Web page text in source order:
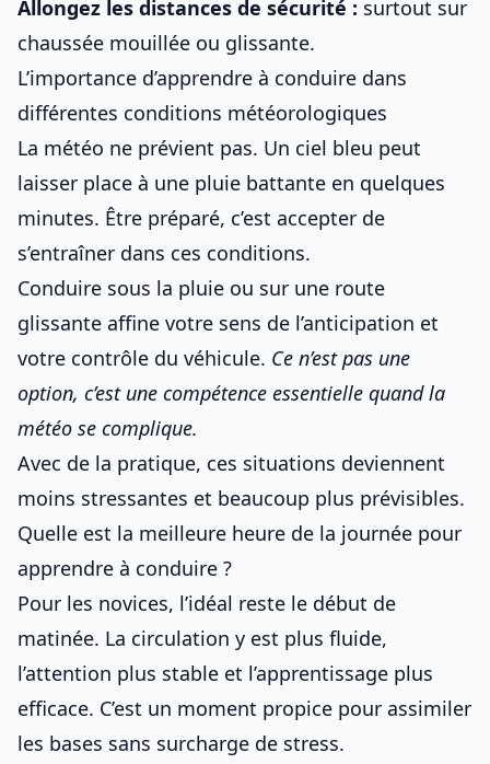
Allongez les distances de sécurité : surtout sur
chaussée mouillée ou glissante.
L’importance d’apprendre à conduire dans
différentes conditions météorologiques
La météo ne prévient pas. Un ciel bleu peut
laisser place à une pluie battante en quelques
minutes. Être préparé, c’est accepter de
s’entraîner dans ces conditions.
Conduire sous la pluie ou sur une route
glissante affine votre sens de l’anticipation et
votre contrôle du véhicule. Ce n’est pas une
option, c’est une compétence essentielle quand la
météo se complique.
Avec de la pratique, ces situations deviennent
moins stressantes et beaucoup plus prévisibles.
Quelle est la meilleure heure de la journée pour
apprendre à conduire ?
Pour les novices, l’idéal reste le début de
matinée. La circulation y est plus fluide,
l’attention plus stable et l’apprentissage plus
efficace. C’est un moment propice pour assimiler
les bases sans surcharge de stress.